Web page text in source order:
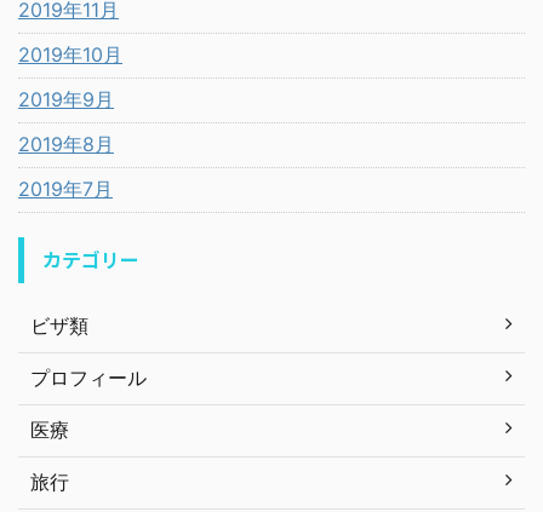
2019年11月
2019年10月
2019年9月
2019年8月
2019年7月
カテゴリー
ビザ類
プロフィール
医療
旅行